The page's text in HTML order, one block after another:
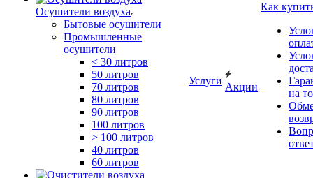
Осушители воздуха
Бытовые осушители
Промышленные
осушители
< 30 литров
50 литров
70 литров
80 литров
90 литров
100 литров
> 100 литров
40 литров
60 литров
Услуги
Акции
Как
на